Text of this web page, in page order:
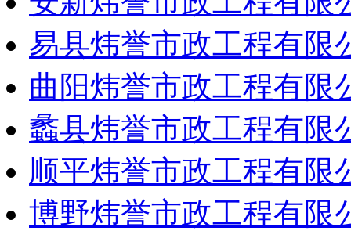
易县炜誉市政工程有限
曲阳炜誉市政工程有限
蠡县炜誉市政工程有限
顺平炜誉市政工程有限
博野炜誉市政工程有限